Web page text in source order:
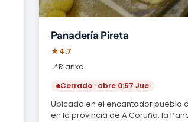
Panadería Pireta
★4.7
📍Rianxo
Cerrado · abre 0:57 Jue
Ubicada en el encantador pueblo
en la provincia de A Coruña, la